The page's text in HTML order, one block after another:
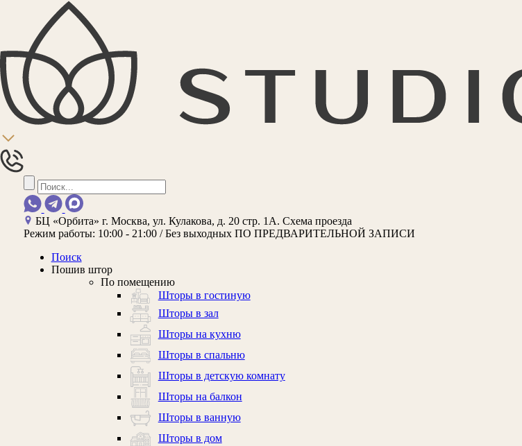
БЦ «Орбита» г. Москва, ул. Кулакова, д. 20 стр. 1А. Схема проезда
Режим работы: 10:00 - 21:00 / Без выходных ПО ПРЕДВАРИТЕЛЬНОЙ ЗАПИСИ
Поиск
Пошив штор
По помещению
Шторы в гостиную
Шторы в зал
Шторы на кухню
Шторы в спальню
Шторы в детскую комнату
Шторы на балкон
Шторы в ванную
Шторы в дом